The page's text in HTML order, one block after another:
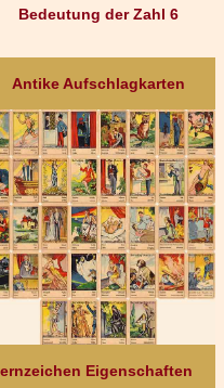
Bedeutung der Zahl 6
Antike Aufschlagkarten
Eigenschaften